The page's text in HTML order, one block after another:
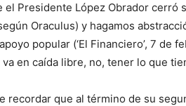
el Presidente López Obrador cerró
Oraculus) y hagamos
popular (‘El Financiero’, 7 de
en caída libre, no, tener lo que
recordar que al término de su